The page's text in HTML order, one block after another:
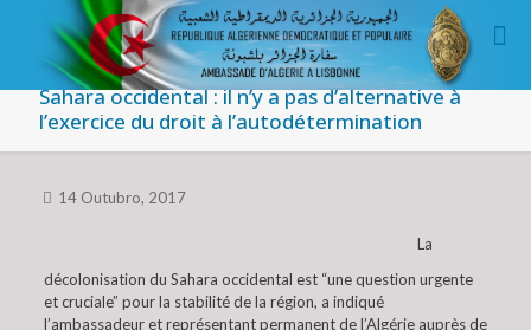
Sahara occidental : il n’y a pas d’alternative à
l’exercice du droit à l’autodétermination
14 Outubro, 2017
La
décolonisation du Sahara occidental est “une question urgente
et cruciale” pour la stabilité de la région, a indiqué
l’ambassadeur et représentant permanent de l’Algérie auprès de